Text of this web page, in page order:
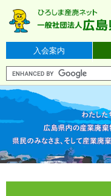
ス
ッ
プ
入会案内